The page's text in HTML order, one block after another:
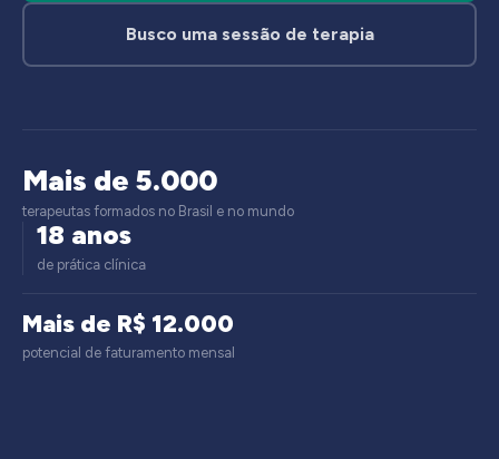
Busco uma sessão de terapia
Mais de 5.000
terapeutas formados no Brasil e no mundo
18 anos
de prática clínica
Mais de R$ 12.000
potencial de faturamento mensal